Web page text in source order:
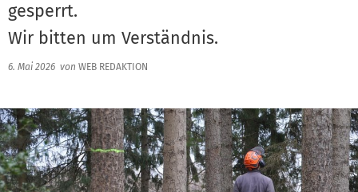
gesperrt.
Wir bitten um Verständnis.
6. Mai 2026 von WEB REDAKTION